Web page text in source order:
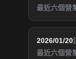
最近六個營
2026/01/20
最近六個營